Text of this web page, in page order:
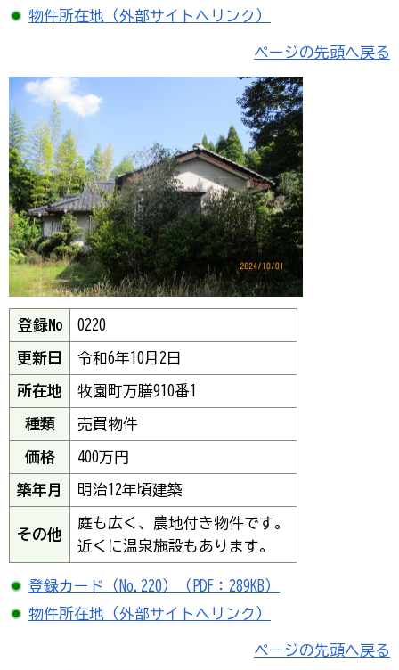
物件所在地（外部サイトへリンク）
ページの先頭へ戻る
登録No 0220
更新日 令和6年10月2日
所在地 牧園町万膳910番1
種類 売買物件
価格 400万円
築年月 明治12年頃建築
その他
庭も広く、農地付き物件です。
近くに温泉施設もあります。
登録カード（No.220）（PDF：289KB）
物件所在地（外部サイトへリンク）
ページの先頭へ戻る